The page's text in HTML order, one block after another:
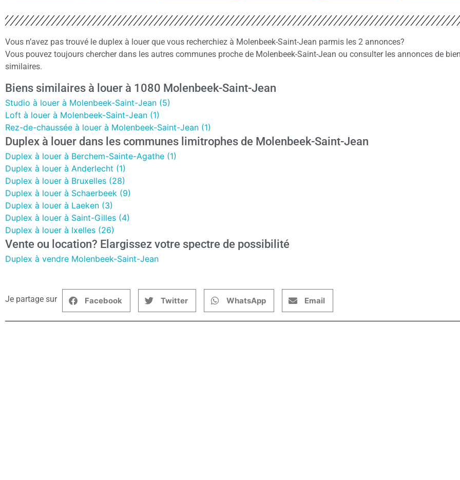
Vous n’avez pas trouvé le duplex à louer que vous recherchiez à Molenbeek-Saint-Jean parmis les 2 annonces?
Vous pouvez toujours chercher dans les autres communes proche de Molenbeek-Saint-Jean ou consulter les annonces de
similaires.
Biens similaires à louer à 1080 Molenbeek-Saint-Jean
Studio à louer à Molenbeek-Saint-Jean (5)
Loft à louer à Molenbeek-Saint-Jean (1)
Rez-de-chaussée à louer à Molenbeek-Saint-Jean (1)
Duplex à louer dans les communes limitrophes de Molenbeek-Saint-Jean
Duplex à louer à Berchem-Sainte-Agathe (1)
Duplex à louer à Anderlecht (1)
Duplex à louer à Bruxelles (28)
Duplex à louer à Schaerbeek (9)
Duplex à louer à Laeken (3)
Duplex à louer à Saint-Gilles (4)
Duplex à louer à Ixelles (26)
Vente ou location? Elargissez votre spectre de possibilité
Duplex à vendre Molenbeek-Saint-Jean
Je partage sur Facebook Twitter WhatsApp Email